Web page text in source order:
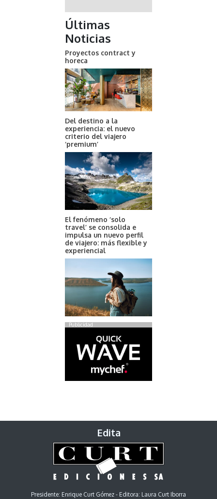
Últimas
Noticias
Proyectos contract y
horeca
Del destino a la
experiencia: el nuevo
criterio del viajero
‘premium’
El fenómeno ‘solo
travel’ se consolida e
impulsa un nuevo perfil
de viajero: más flexible y
experiencial
Publicidad
Edita
Presidente: Enrique Curt Gómez - Editora: Laura Curt Iborra